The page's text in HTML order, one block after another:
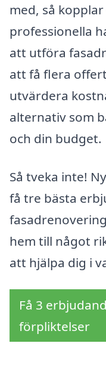
med, så
professionella
att utföra
att få flera
utvärdera
alternativ som
och din budget.
Så tveka inte!
få tre bästa
hem till något
att hjälpa dig i
Få 3
förpliktelser